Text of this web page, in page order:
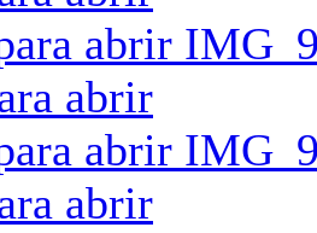
abrir
abrir